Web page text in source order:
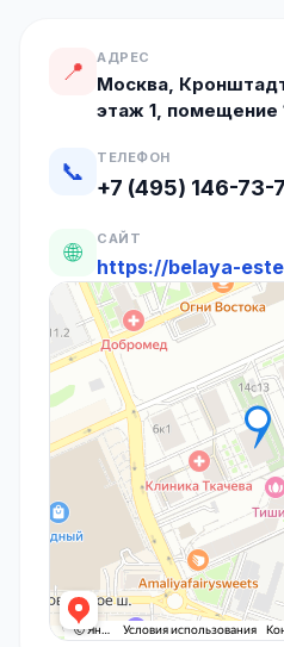
📍 АДРЕС
Москва,
этаж 1, помещение
📞 ТЕЛЕФОН
+7 (495) 146-73-
🌐 САЙТ
https://belaya-